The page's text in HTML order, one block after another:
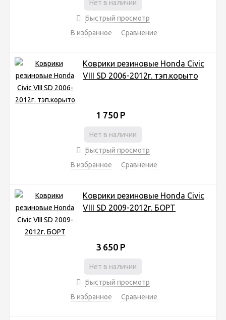
Нет в наличии
Быстрый просмотр
В избранное
Сравнение
Коврики резиновые Honda Civic
VIII SD 2006-2012г. тэп.корыто
1 750 Р
Нет в наличии
Быстрый просмотр
В избранное
Сравнение
Коврики резиновые Honda Civic
VIII SD 2009-2012г. БОРТ
3 650 Р
Нет в наличии
Быстрый просмотр
В избранное
Сравнение